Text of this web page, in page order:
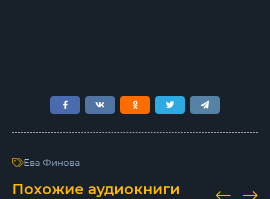
Ева Финова
Похожие аудиокниги